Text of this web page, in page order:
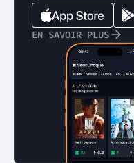
EN SAVOIR PLUS